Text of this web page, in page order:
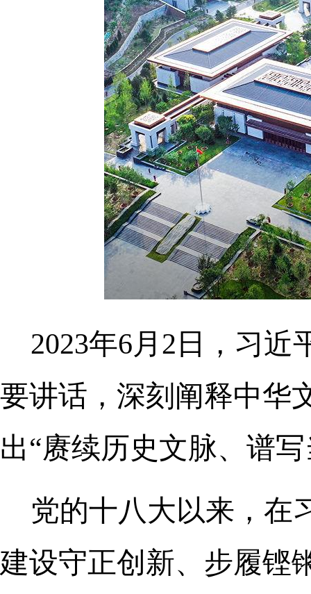
2023年6月2日，习
要讲话，深刻阐释中华
出“赓续历史文脉、谱
党的十八大以来，在
建设守正创新、步履铿